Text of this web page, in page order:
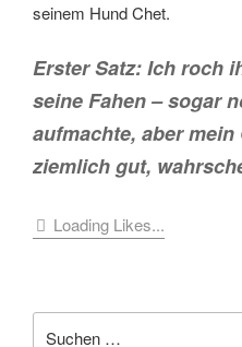
seinem Hund Chet.
Erster Satz: Ich roch
seine Fahen – sogar
aufmachte, aber
ziemlich gut,
Loading Likes...